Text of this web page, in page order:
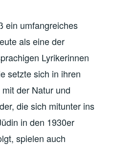
ein umfangreiches
als eine der
Lyrikerinnen
setzte sich in ihren
der Natur und
die sich mitunter ins
in den 1930er
spielen auch